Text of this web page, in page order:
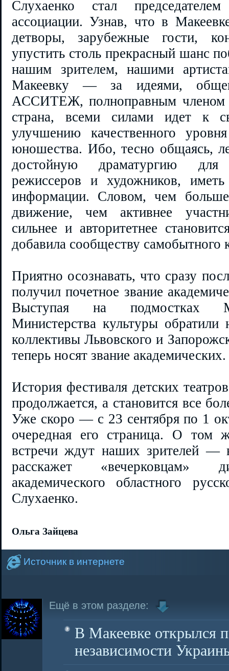
Слухаенко стал
ассоциации. Узнав, что в
детворы, зарубежные гости,
упустить столь прекрасный шанс
нашим зрителем, нашими
Макеевку — за идеями,
АССИТЕЖ, полноправным членом
страна, всеми силами идет к
улучшению качественного
юношества. Ибо, тесно общаясь,
достойную драматургию для
режиссеров и художников,
информации. Словом, чем
движение, чем активнее
сильнее и авторитетнее
добавила сообществу самобытного
Приятно осознавать, что сразу
получил почетное звание
Выступая на подмостках
Министерства культуры обратили
коллективы Львовского и
теперь носят звание академических.
История фестиваля детских
продолжается, а становится все
Уже скоро — с 23 сентября по 1
очередная его страница. О том
встречи ждут наших зрителей —
расскажет «вечерковцам»
академического областного
Слухаенко.
Ольга Зайцева
Источник в интернете
Ещё в этом разделе:
В Макеевке открылся
независимости